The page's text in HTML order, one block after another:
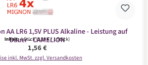
AA LR6 1,5V PLUS Alkaline - Leistung auf
Dauer - CAMELION
Inhalt:4 Stück(0,39 € / 1 Stück)
Regulärer Preis:
1,56 €
inkl. MwSt. zzgl. Versandkosten